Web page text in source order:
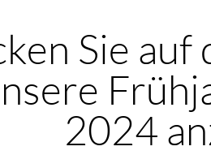
Sie auf
2024